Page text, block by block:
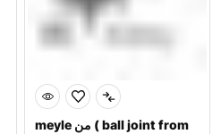
meyle من ( ball joint from